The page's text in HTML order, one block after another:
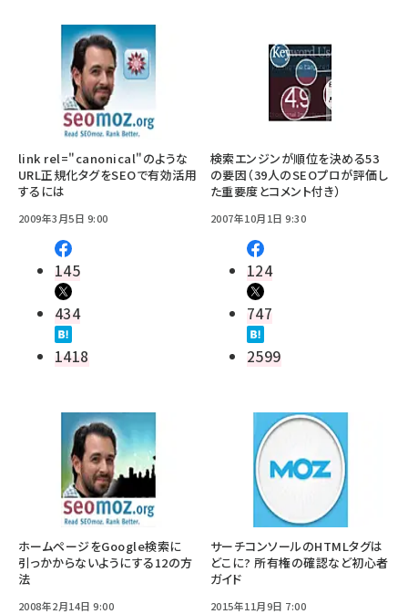
link rel="canonical"のような
URL正規化タグをSEOで有効活用
するには
2009年3月5日 9:00
145
434
1418
検索エンジンが順位を決める53
の要因（39人のSEOプロが評価し
た重要度とコメント付き）
2007年10月1日 9:30
124
747
2599
ホームページをGoogle検索に
引っかからないようにする12の方
法
2008年2月14日 9:00
サーチコンソールのHTMLタグは
どこに? 所有権の確認など初心者
ガイド
2015年11月9日 7:00